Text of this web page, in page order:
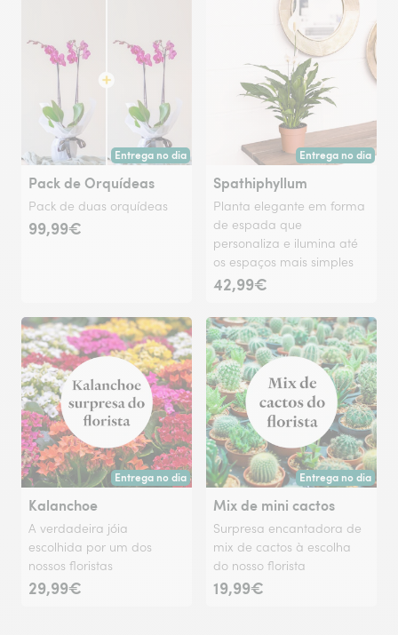
Entrega no dia
Entrega hoje ou na data à tua escolha.
Pack de Orquídeas
Pack de duas orquídeas
99,99€
Entrega no dia
Entrega hoje ou na
Spathiphyllum
Planta elegante em forma
de espada que
personaliza e ilumina até
os espaços mais simples
42,99€
Entrega no dia
Entrega hoje ou na data à tua escolha.
Kalanchoe
A verdadeira jóia
escolhida por um dos
nossos floristas
29,99€
Entrega no dia
Entrega hoje ou na
Mix de mini cactos
Surpresa encantadora de
mix de cactos à escolha
do nosso florista
19,99€